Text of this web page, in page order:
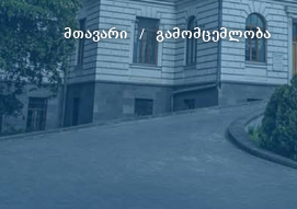
მთავარი გამომცემლობა